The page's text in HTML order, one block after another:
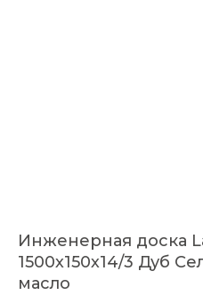
Инженерная доска
1500х150х14/3 Дуб
масло